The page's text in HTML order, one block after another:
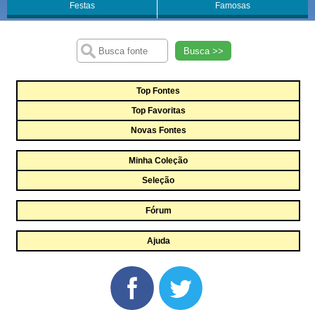
Festas Famosas
Busca >>
Top Fontes
Top Favoritas
Novas Fontes
Minha Coleção
Seleção
Fórum
Ajuda